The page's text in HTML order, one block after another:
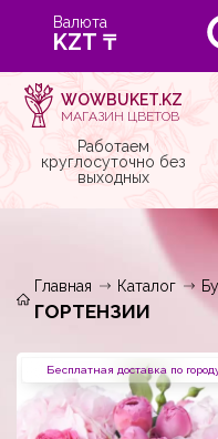
Валюта
WOWBUKET.KZ
МАГАЗИН ЦВЕТОВ
Работаем
круглосуточно без
выходных
Главная Каталог
ГОРТЕНЗИИ
Бесплатная доставка по